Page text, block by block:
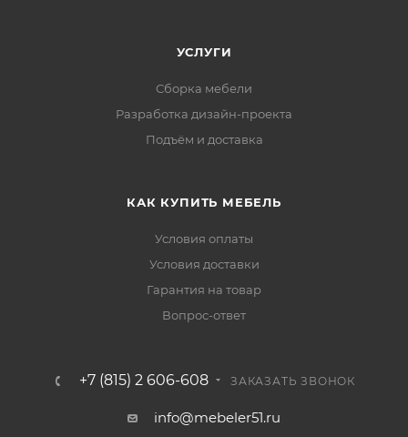
УСЛУГИ
Сборка мебели
Разработка дизайн-проекта
Подъём и доставка
КАК КУПИТЬ МЕБЕЛЬ
Условия оплаты
Условия доставки
Гарантия на товар
Вопрос-ответ
+7 (815) 2 606-608 ЗАКАЗАТЬ ЗВОНОК
info@mebeler51.ru